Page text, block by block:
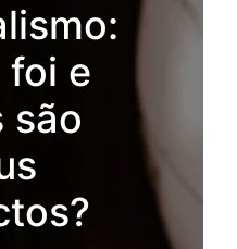
foi e
são